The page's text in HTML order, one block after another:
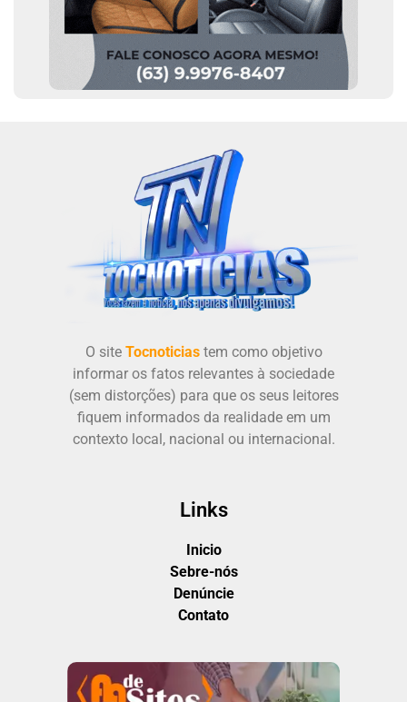
O site Tocnoticiastem como objetivo
informar os fatos relevantes à sociedade
(sem distorções) para que os seus leitores
fiquem informados da realidade em um
contexto local, nacional ou internacional.
Links
Inicio
Sebre-nós
Denúncie
Contato